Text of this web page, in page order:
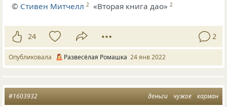
© Стивен Митчелл 2 «Вторая книга дао» 2
24 2
Опубликовала Развесёлая Ромашка 24 янв 2022
деньги чужое карман
#1603932